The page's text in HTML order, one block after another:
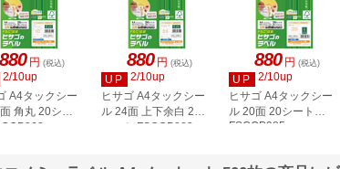
880 円 (税込)
2/10up
A4タックシー
角丸 20シー
880 円 (税込)
UP
2/10up
ヒサゴ A4タックシー
ル 24面 上下余白 20
シート FSCOP883
880 円 (税込)
UP
2/10up
ヒサゴ A4タックシー
ル 20面 20シート
FSCOP985